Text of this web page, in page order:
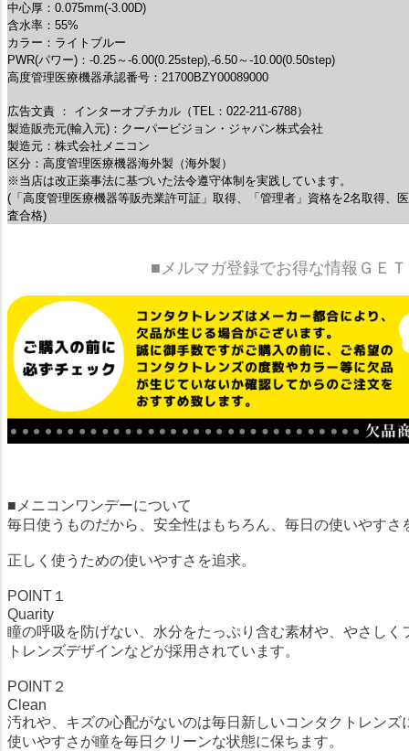
中心厚：0.075mm(-3.00D)
含水率：55%
カラー：ライトブルー
PWR(パワー)：-0.25～-6.00(0.25step),-6.50～-10.00(0.50step)
高度管理医療機器承認番号：21700BZY00089000
広告文責 ： インターオプチカル（TEL：022-211-6788）
製造販売元(輸入元)：クーパービジョン・ジャパン株式会社
製造元：株式会社メニコン
区分：高度管理医療機器海外製（海外製）
※当店は改正薬事法に基づいた法令遵守体制を実践しています。
(「高度管理医療機器等販売業許可証」取得、「管理者」資格を2名取得、
査合格)
■メルマガ登録でお得な情報ＧＥ
■メニコンワンデーについて
毎日使うものだから、安全性はもちろん、毎日の使いやすさ
正しく使うための使いやすさを追求。
POINT１
Quarity
瞳の呼吸を防げない、水分をたっぷり含む素材や、やさしく
トレンズデザインなどが採用されています。
POINT２
Clean
汚れや、キズの心配がないのは毎日新しいコンタクトレンズ
使いやすさが瞳を毎日クリーンな状態に保ちます。